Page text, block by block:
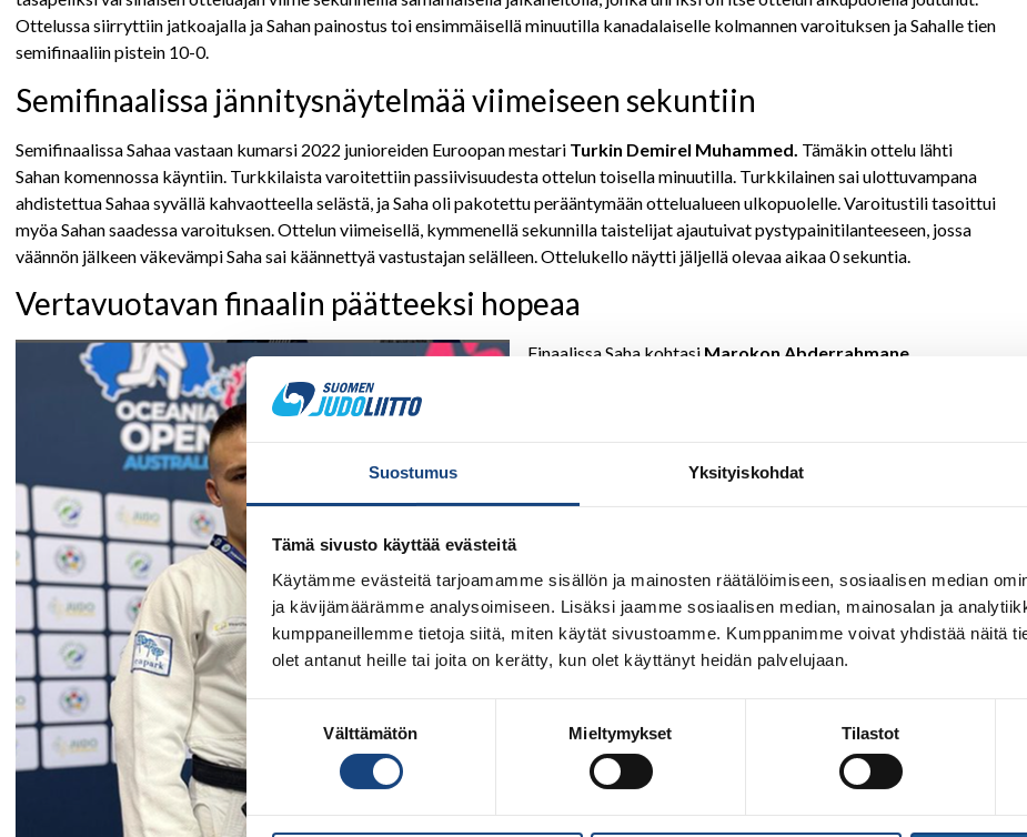
Suostumus Yksityiskohdat
Tämä sivusto käyttää evästeitä
Käytämme evästeitä tarjoamamme sisällön ja mainosten räätälöimiseen, sosiaalisen median
ja kävijämäärämme analysoimiseen. Lisäksi jaamme sosiaalisen median, mainosalan ja
kumppaneillemme tietoja siitä, miten käytät sivustoamme. Kumppanimme voivat yhdistää näitä
olet antanut heille tai joita on kerätty, kun olet käyttänyt heidän palvelujaan.
Suostumuksen
valinta
Välttämätön Mieltymykset Tilastot
Ottelussa siirryttiin jatkoajalla ja Sahan painostus toi ensimmäisellä minuutilla kanadalaiselle kolmannen varoituksen ja Sahalle tien
semifinaaliin pistein 10-0.
Semifinaalissa jännitysnäytelmää viimeiseen sekuntiin
Semifinaalissa Sahaa vastaan kumarsi 2022 junioreiden Euroopan mestari Turkin Demirel Muhammed. Tämäkin ottelu lähti
Sahan komennossa käyntiin. Turkkilaista varoitettiin passiivisuudesta ottelun toisella minuutilla. Turkkilainen sai ulottuvampana
ahdistettua Sahaa syvällä kahvaotteella selästä, ja Saha oli pakotettu perääntymään ottelualueen ulkopuolelle. Varoitustili tasoittui
myöa Sahan saadessa varoituksen. Ottelun viimeisellä, kymmenellä sekunnilla taistelijat ajautuivat pystypainitilanteeseen, jossa
väännön jälkeen väkevämpi Saha sai käännettyä vastustajan selälleen. Ottelukello näytti jäljellä olevaa aikaa 0 sekuntia.
Vertavuotavan finaalin päätteeksi hopeaa
Finaalissa Saha kohtasi Marokon Abderrahmane
oli tässä vaiheessa melko puhki ja puuskutti kovasti.
Vastustaja sai tarpeellisen lepoajan Sahan vammanhoidon
molemmille passiivisuusvaroituksen. Tuolloin marokkolaisella
oli varoitustili yhtä vaille täynnä. Jatkoajan kolmannella
minuutilla Saha päätti vaihtaa vasemman käden ottelutyylin
oikeakätiseksi sekoittaakseen vastustajan konsepteja. Tämä
valitettavasti osoittautui virheeksi ja Boushita pääsi
rankaisemaan kouch-gari jalkaheitolla, joka päätti finaalin
marokkolaiselle. Sahalle Oceanin Openin hopeamitali päivän
päätteeksi.
“Koko päivän otteleminen tuntui vähän väkinäiseltä, en saanut